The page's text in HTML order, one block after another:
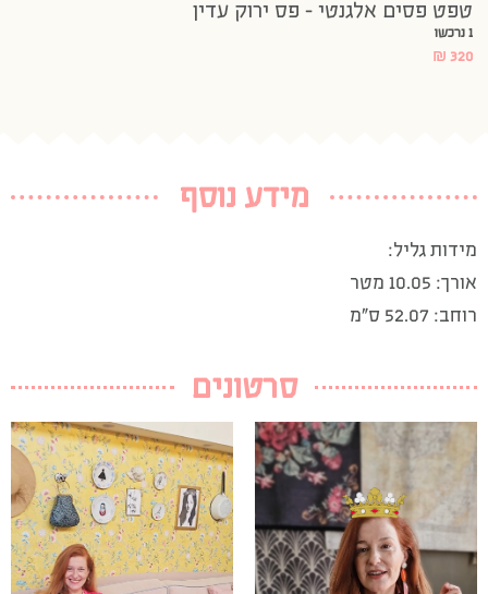
טפט פסים אלגנטי – פס ירוק עדין
1 נרכשו
₪ 320
מידע נוסף
מידות גליל:
אורך: 10.05 מטר
רוחב: 52.07 ס”מ
סרטונים